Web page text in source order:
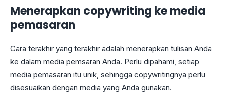
Menerapkan copywriting ke media
pemasaran
Cara terakhir yang terakhir adalah menerapkan tulisan Anda
ke dalam media pemsaran Anda. Perlu dipahami, setiap
media pemasaran itu unik, sehingga copywritingnya perlu
disesuaikan dengan media yang Anda gunakan.